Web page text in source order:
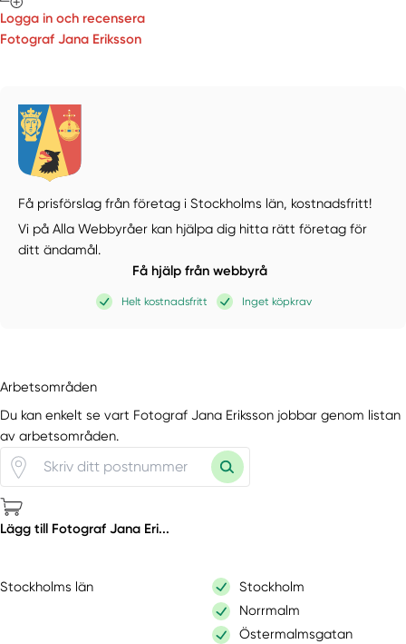
Logga in och recensera
Fotograf Jana Eriksson
Få prisförslag från företag i Stockholms län, kostnadsfritt!
Vi på Alla Webbyråer kan hjälpa dig hitta rätt företag för
ditt ändamål.
Få hjälp från webbyrå
Helt kostnadsfritt Inget köpkrav
Arbetsområden
Du kan enkelt se vart Fotograf Jana Eriksson jobbar genom listan
av arbetsområden.
Lägg till Fotograf Jana Eri...
Stockholms län
Stockholm
Norrmalm
Östermalmsgatan